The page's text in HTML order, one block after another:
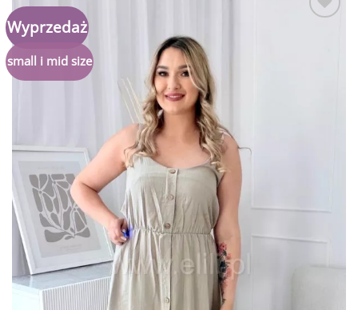
Wyprzedaż
small i mid size